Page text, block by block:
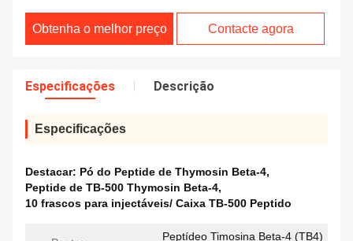
Obtenha o melhor preço Contacte agora
Especificações Descrição
Especificações
Destacar: Pó do Peptide de Thymosin Beta-4,
Peptide de TB-500 Thymosin Beta-4,
10 frascos para injectáveis/ Caixa TB-500 Peptido
Peptídeo Timosina Beta-4 (TB4)